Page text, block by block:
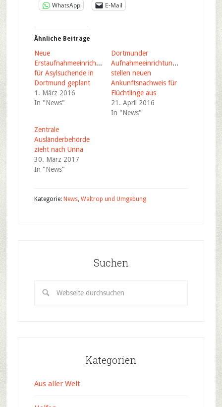
WhatsApp
E-Mail
Ähnliche Beiträge
Neue
Erstaufnahmeeinrichtung
für Asylsuchende in
Dortmund geplant
1. März 2016
In "News"
Dortmunder
Aufnahmeeinrichtungen
stellen neuen
Ankunftsnachweis für
Flüchtlinge aus
21. April 2016
In "News"
Zentrale
Ausländerbehörde
zieht nach Unna
30. März 2017
In "News"
Kategorie: News, Waltrop und Umgebung
Suchen
Kategorien
Aus aller Welt